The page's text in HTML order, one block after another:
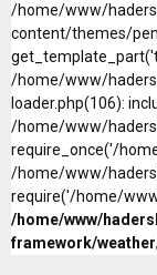
/home/www/
content/themes/
/home/www/
loader.php(106):
/home/www/
require_once('/
/home/www/
require('/home/
/home/www/
framework/